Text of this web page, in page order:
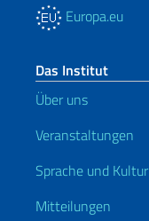
Europa.eu
Das Institut
Über uns
Veranstaltungen
Sprache und Kultur
Mitteilungen